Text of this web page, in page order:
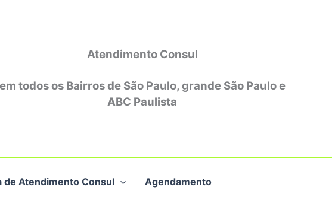
Atendimento Consul
em todos os Bairros de São Paulo, grande São Paulo e
ABC Paulista
de Atendimento Consul Agendamento